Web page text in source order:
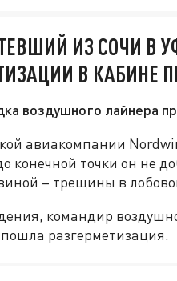
ИЗ СОЧИ В
В КАБИНЕ
воздушного лайнера
авиакомпании
конечной точки он не
– трещины в
командир
разгерметизация.